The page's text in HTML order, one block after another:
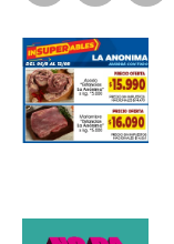
Dirección de
Nombre